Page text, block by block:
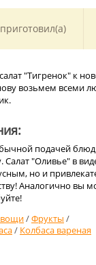
"Тигренок" к
возьмем всеми
подачей
"Оливье" в
но и
Аналогично вы
/Фрукты /
/ Колбаса вареная